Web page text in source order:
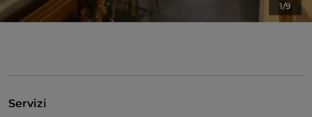
1/9
Servizi